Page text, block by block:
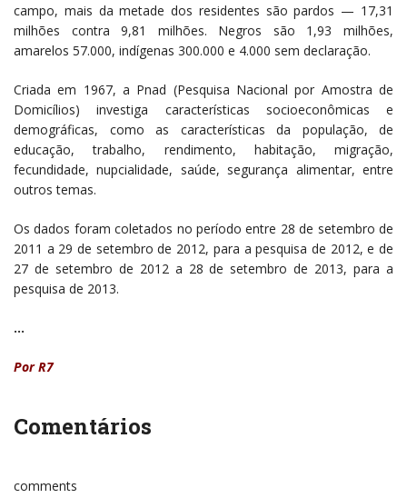
campo, mais da metade dos residentes são pardos — 17,31
milhões contra 9,81 milhões. Negros são 1,93 milhões,
amarelos 57.000, indígenas 300.000 e 4.000 sem declaração.
Criada em 1967, a Pnad (Pesquisa Nacional por Amostra de
Domicílios) investiga características socioeconômicas e
demográficas, como as características da população, de
educação, trabalho, rendimento, habitação, migração,
fecundidade, nupcialidade, saúde, segurança alimentar, entre
outros temas.
Os dados foram coletados no período entre 28 de setembro de
2011 a 29 de setembro de 2012, para a pesquisa de 2012, e de
27 de setembro de 2012 a 28 de setembro de 2013, para a
pesquisa de 2013.
…
Por R7
Comentários
comments